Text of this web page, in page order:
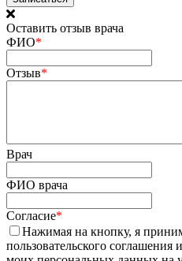
Оставить отзыв врача
ФИО*
Отзыв*
Врач
ФИО врача
Согласие*
Нажимая на кнопку, я
пользовательского соглашения